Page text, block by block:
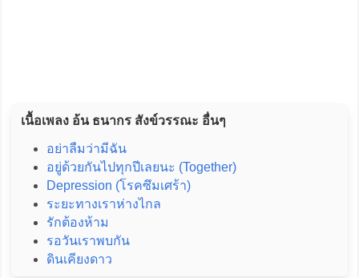
เนื้อเพลง อ้น ธนากร สังข์วรรณะ อื่นๆ
อย่าลืมว่ามีฉัน
อยู่ด้วยกันไปทุกปีเลยนะ (Together)
Depression (โรคซึมเศร้า)
ระยะทางเราห่างไกล
รักต้องห้าม
รอวันเราพบกัน
ดินเคียงดาว